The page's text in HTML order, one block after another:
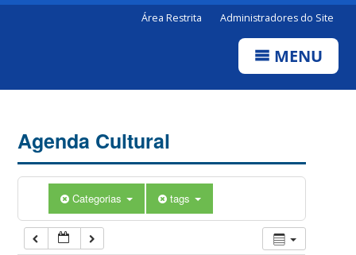
Área Restrita Administradores do Site
MENU
Agenda Cultural
Categorias tags
5:00
7:00